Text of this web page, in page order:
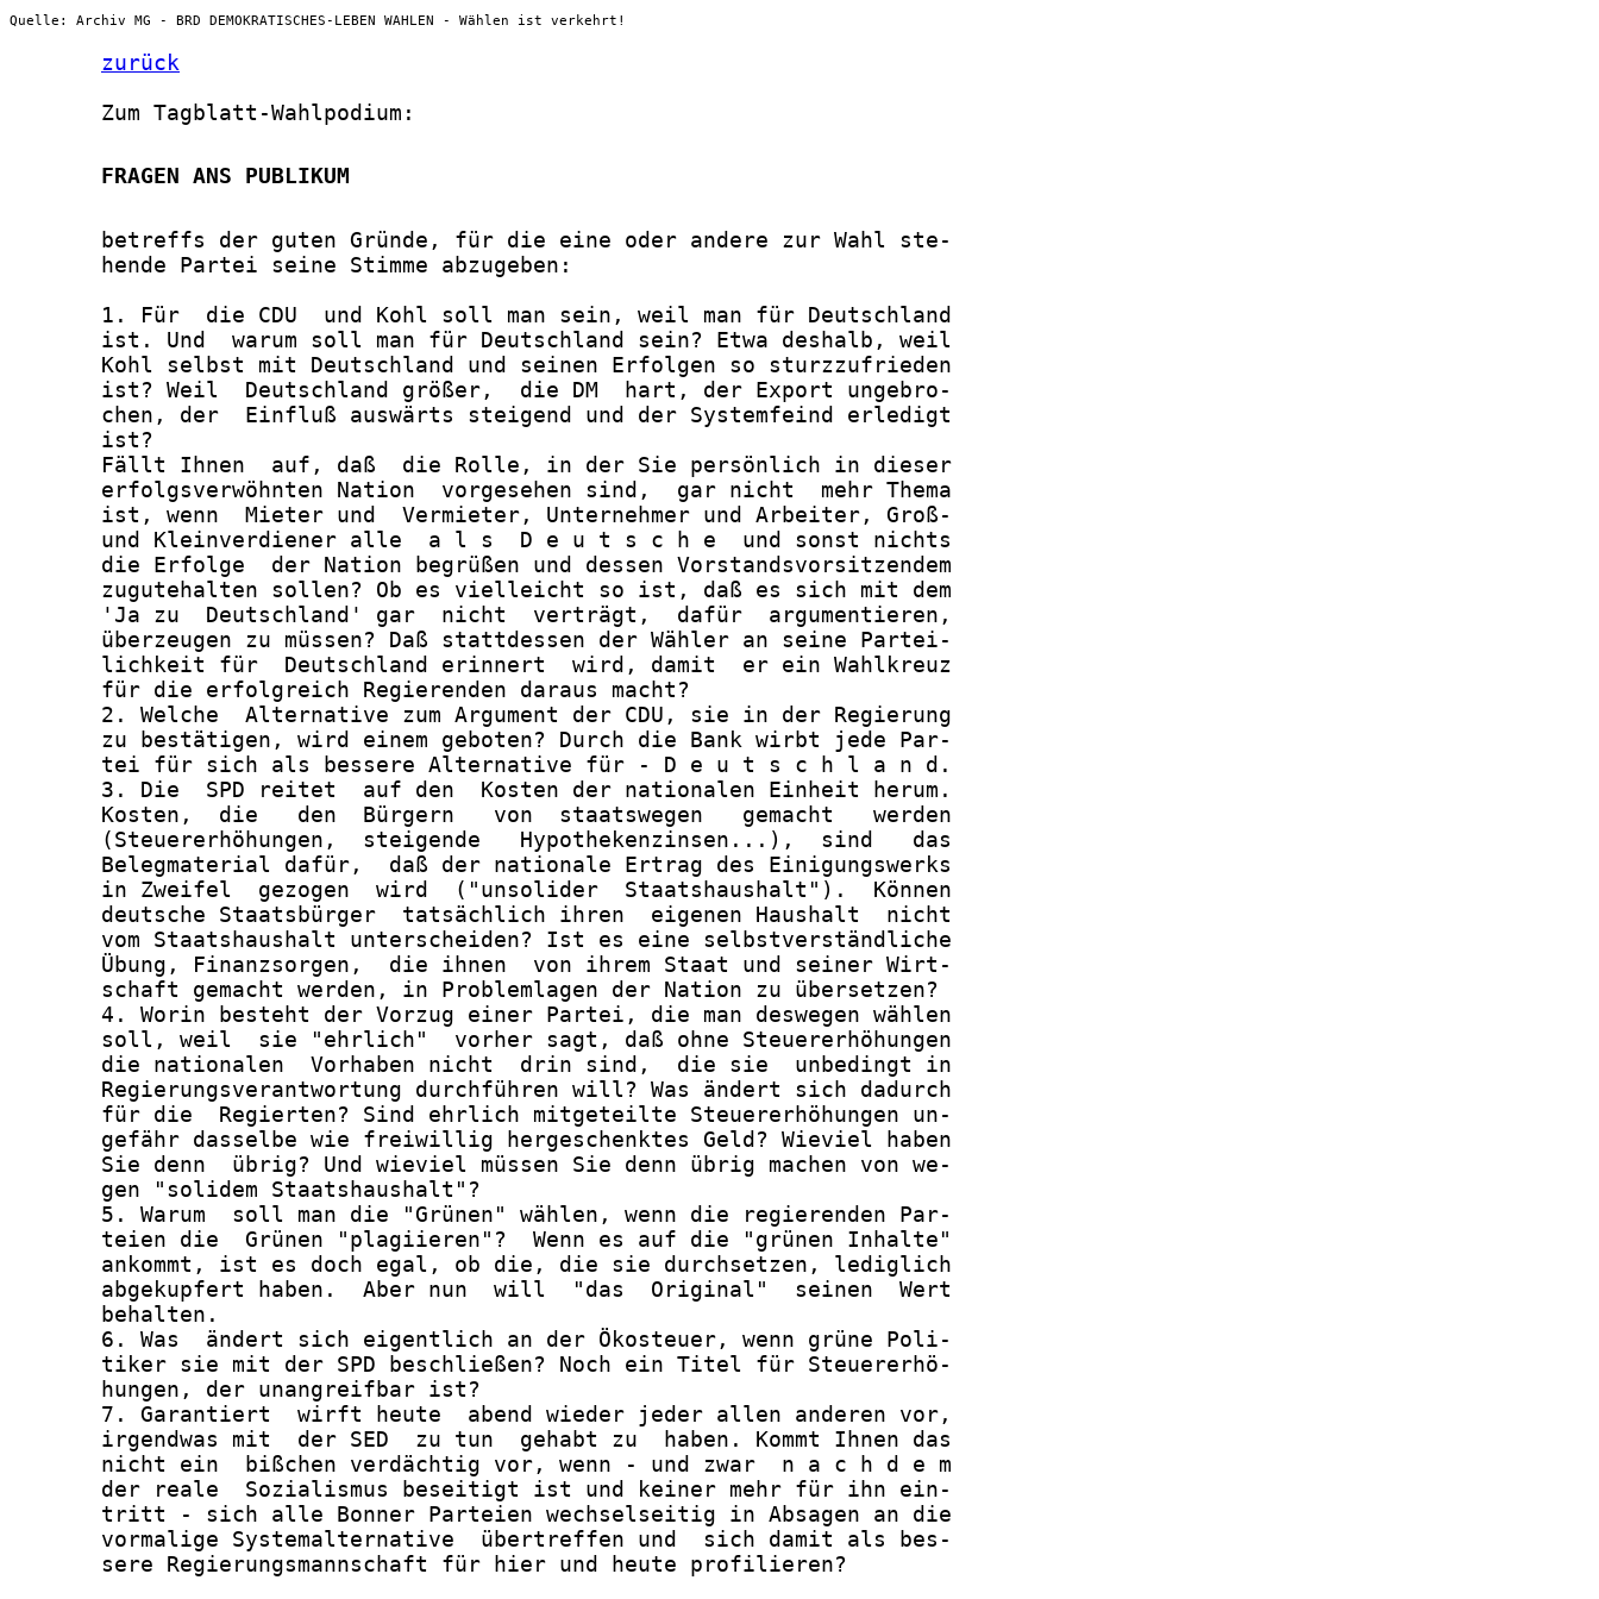
Quelle: Archiv MG - BRD DEMOKRATISCHES-LEBEN WAHLEN - Wählen ist verkehrt!
zurück
       Zum Tagblatt-Wahlpodium:
       FRAGEN ANS PUBLIKUM
       betreffs der guten Gründe, für die eine oder andere zur Wahl ste-
       hende Partei seine Stimme abzugeben:
       1. Für  die CDU  und Kohl soll man sein, weil man für Deutschland
       ist. Und  warum soll man für Deutschland sein? Etwa deshalb, weil
       Kohl selbst mit Deutschland und seinen Erfolgen so sturzzufrieden
       ist? Weil  Deutschland größer,  die DM  hart, der Export ungebro-
       chen, der  Einfluß auswärts steigend und der Systemfeind erledigt
       ist?
       Fällt Ihnen  auf, daß  die Rolle, in der Sie persönlich in dieser
       erfolgsverwöhnten Nation  vorgesehen sind,  gar nicht  mehr Thema
       ist, wenn  Mieter und  Vermieter, Unternehmer und Arbeiter, Groß-
       und Kleinverdiener alle  a l s  D e u t s c h e  und sonst nichts
       die Erfolge  der Nation begrüßen und dessen Vorstandsvorsitzendem
       zugutehalten sollen? Ob es vielleicht so ist, daß es sich mit dem
       'Ja zu  Deutschland' gar  nicht  verträgt,  dafür  argumentieren,
       überzeugen zu müssen? Daß stattdessen der Wähler an seine Partei-
       lichkeit für  Deutschland erinnert  wird, damit  er ein Wahlkreuz
       für die erfolgreich Regierenden daraus macht?
       2. Welche  Alternative zum Argument der CDU, sie in der Regierung
       zu bestätigen, wird einem geboten? Durch die Bank wirbt jede Par-
       tei für sich als bessere Alternative für - D e u t s c h l a n d.
       3. Die  SPD reitet  auf den  Kosten der nationalen Einheit herum.
       Kosten,  die   den  Bürgern   von  staatswegen   gemacht   werden
       (Steuererhöhungen,  steigende   Hypothekenzinsen...),  sind   das
       Belegmaterial dafür,  daß der nationale Ertrag des Einigungswerks
       in Zweifel  gezogen  wird  ("unsolider  Staatshaushalt").  Können
       deutsche Staatsbürger  tatsächlich ihren  eigenen Haushalt  nicht
       vom Staatshaushalt unterscheiden? Ist es eine selbstverständliche
       Übung, Finanzsorgen,  die ihnen  von ihrem Staat und seiner Wirt-
       schaft gemacht werden, in Problemlagen der Nation zu übersetzen?
       4. Worin besteht der Vorzug einer Partei, die man deswegen wählen
       soll, weil  sie "ehrlich"  vorher sagt, daß ohne Steuererhöhungen
       die nationalen  Vorhaben nicht  drin sind,  die sie  unbedingt in
       Regierungsverantwortung durchführen will? Was ändert sich dadurch
       für die  Regierten? Sind ehrlich mitgeteilte Steuererhöhungen un-
       gefähr dasselbe wie freiwillig hergeschenktes Geld? Wieviel haben
       Sie denn  übrig? Und wieviel müssen Sie denn übrig machen von we-
       gen "solidem Staatshaushalt"?
       5. Warum  soll man die "Grünen" wählen, wenn die regierenden Par-
       teien die  Grünen "plagiieren"?  Wenn es auf die "grünen Inhalte"
       ankommt, ist es doch egal, ob die, die sie durchsetzen, lediglich
       abgekupfert haben.  Aber nun  will  "das  Original"  seinen  Wert
       behalten.
       6. Was  ändert sich eigentlich an der Ökosteuer, wenn grüne Poli-
       tiker sie mit der SPD beschließen? Noch ein Titel für Steuererhö-
       hungen, der unangreifbar ist?
       7. Garantiert  wirft heute  abend wieder jeder allen anderen vor,
       irgendwas mit  der SED  zu tun  gehabt zu  haben. Kommt Ihnen das
       nicht ein  bißchen verdächtig vor, wenn - und zwar  n a c h d e m
       der reale  Sozialismus beseitigt ist und keiner mehr für ihn ein-
       tritt - sich alle Bonner Parteien wechselseitig in Absagen an die
       vormalige Systemalternative  übertreffen und  sich damit als bes-
       sere Regierungsmannschaft für hier und heute profilieren?